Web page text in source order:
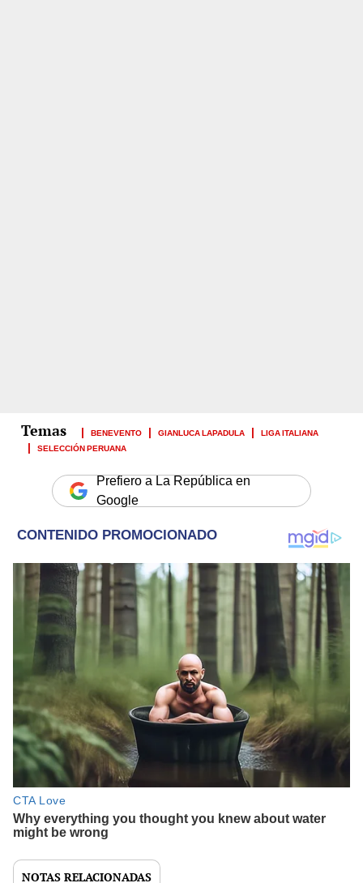
BENEVENTO GIANLUCA LAPADULA
LIGA ITALIANA
SELECCIÓN PERUANA
Prefiero a La República en
Google
NOTAS RELACIONADAS